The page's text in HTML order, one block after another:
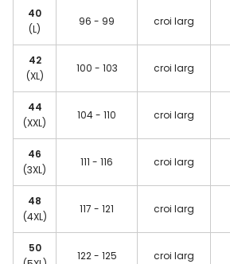
40
(L)
96 - 99 croi larg
42
(XL)
100 - 103 croi larg
44
(XXL)
104 - 110 croi larg
46
(3XL)
111 - 116 croi larg
48
(4XL)
117 - 121 croi larg
50
122 - 125 croi larg